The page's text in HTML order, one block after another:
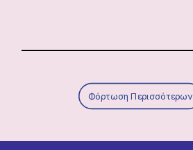
Φόρτωση Περισσότερων